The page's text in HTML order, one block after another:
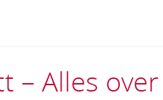
– Alles